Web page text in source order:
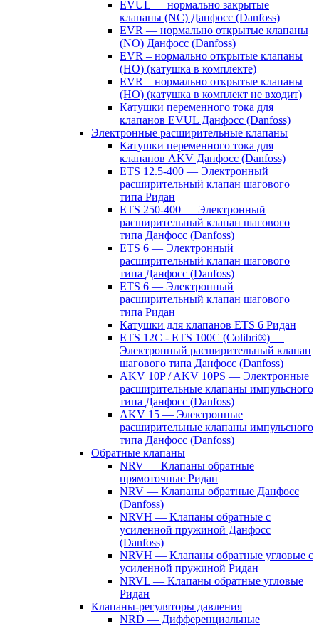
EVUL — нормально закрытые
клапаны (NC) Данфосс (Danfoss)
EVR — нормально открытые клапаны
(NO) Данфосс (Danfoss)
EVR – нормально открытые клапаны
(НО) (катушка в комплекте)
EVR – нормально открытые клапаны
(НО) (катушка в комплект не входит)
Катушки переменного тока для
клапанов EVUL Данфосс (Danfoss)
Электронные расширительные клапаны
Катушки переменного тока для
клапанов AKV Данфосс (Danfoss)
ETS 12.5-400 — Электронный
расширительный клапан шагового
типа Ридан
ETS 250-400 — Электронный
расширительный клапан шагового
типа Данфосс (Danfoss)
ETS 6 — Электронный
расширительный клапан шагового
типа Данфосс (Danfoss)
ETS 6 — Электронный
расширительный клапан шагового
типа Ридан
Катушки для клапанов ETS 6 Ридан
ETS 12C - ETS 100C (Colibri®) —
Электронный расширительный клапан
шагового типа Данфосс (Danfoss)
AKV 10P / AKV 10PS — Электронные
расширительные клапаны импульсного
типа Данфосс (Danfoss)
AKV 15 — Электронные
расширительные клапаны импульсного
типа Данфосс (Danfoss)
Обратные клапаны
NRV — Клапаны обратные
прямоточные Ридан
NRV — Клапаны обратные Данфосс
(Danfoss)
NRVH — Клапаны обратные с
усиленной пружиной Данфосс
(Danfoss)
NRVH — Клапаны обратные угловые с
усиленной пружиной Ридан
NRVL — Клапаны обратные угловые
Ридан
Клапаны-регуляторы давления
NRD — Дифференциальные